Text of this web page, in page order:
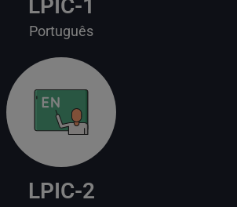
LPIC-1
Português
LPIC-2